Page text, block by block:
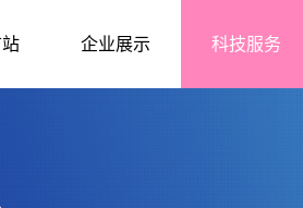
企业展示 科技服务